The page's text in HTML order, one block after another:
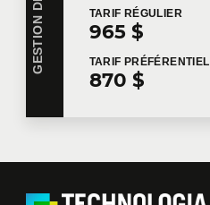
TARIF RÉGULIER
965 $
TARIF PRÉFÉRENTIEL
870 $